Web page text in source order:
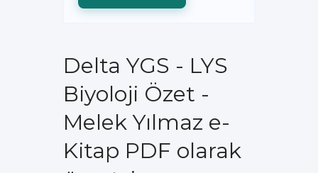
Delta YGS - LYS
Biyoloji Özet -
Melek Yılmaz e-
Kitap PDF olarak